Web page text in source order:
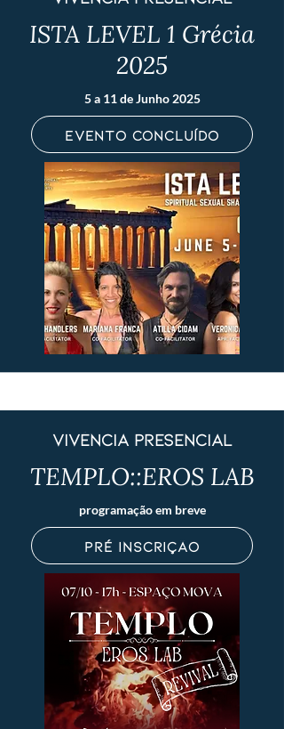
ISTA LEVEL 1 Grécia
2025
5 a 11 de Junho 2025
evento concluído
vivência presencial
TEMPLO::EROS LAB
programação em breve
pré inscrição